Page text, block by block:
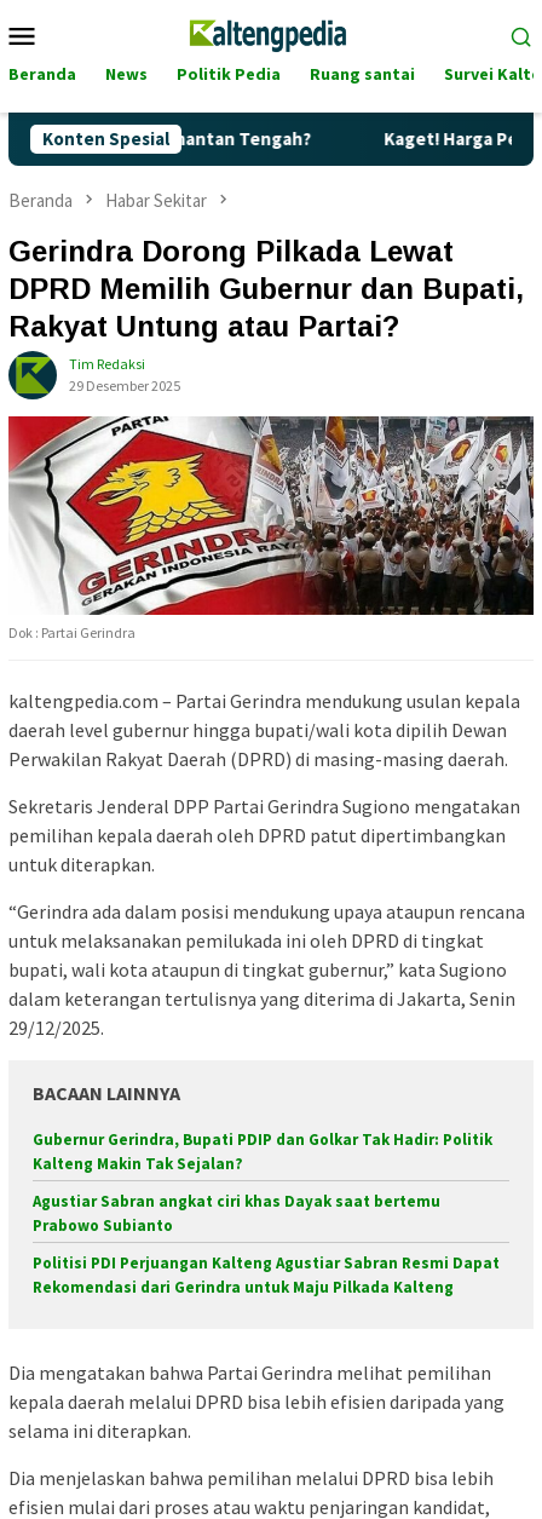
ke
Mobile
Beranda News Politik Pedia Ruang santai Survei
Konten Spesial
di Kalimantan Tengah? Kaget! Harga Pertamax di
Beranda Habar Sekitar
Gerindra Dorong Pilkada Lewat
DPRD Memilih Gubernur dan Bupati,
Rakyat Untung atau Partai?
Tim Redaksi
29 Desember 2025
Dok : Partai Gerindra
kaltengpedia.com – Partai Gerindra mendukung usulan kepala
daerah level gubernur hingga bupati/wali kota dipilih Dewan
Perwakilan Rakyat Daerah (DPRD) di masing-masing daerah.
Sekretaris Jenderal DPP Partai Gerindra Sugiono mengatakan
pemilihan kepala daerah oleh DPRD patut dipertimbangkan
untuk diterapkan.
“Gerindra ada dalam posisi mendukung upaya ataupun rencana
untuk melaksanakan pemilukada ini oleh DPRD di tingkat
bupati, wali kota ataupun di tingkat gubernur,” kata Sugiono
dalam keterangan tertulisnya yang diterima di Jakarta, Senin
29/12/2025.
BACAAN LAINNYA
Gubernur Gerindra, Bupati PDIP dan Golkar Tak Hadir: Politik
Kalteng Makin Tak Sejalan?
Agustiar Sabran angkat ciri khas Dayak saat bertemu
Prabowo Subianto
Politisi PDI Perjuangan Kalteng Agustiar Sabran Resmi Dapat
Rekomendasi dari Gerindra untuk Maju Pilkada Kalteng
Dia mengatakan bahwa Partai Gerindra melihat pemilihan
kepala daerah melalui DPRD bisa lebih efisien daripada yang
selama ini diterapkan.
Dia menjelaskan bahwa pemilihan melalui DPRD bisa lebih
efisien mulai dari proses atau waktu penjaringan kandidat,